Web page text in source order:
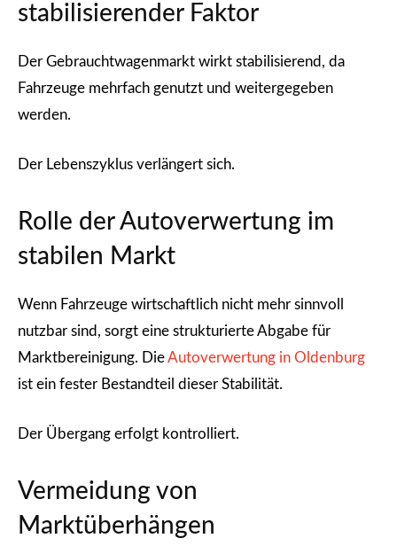
stabilisierender Faktor
Der Gebrauchtwagenmarkt wirkt stabilisierend, da
Fahrzeuge mehrfach genutzt und weitergegeben
werden.
Der Lebenszyklus verlängert sich.
Rolle der Autoverwertung im
stabilen Markt
Wenn Fahrzeuge wirtschaftlich nicht mehr sinnvoll
nutzbar sind, sorgt eine strukturierte Abgabe für
Marktbereinigung. DieAutoverwertung in Oldenburg
ist ein fester Bestandteil dieser Stabilität.
Der Übergang erfolgt kontrolliert.
Vermeidung von
Marktüberhängen